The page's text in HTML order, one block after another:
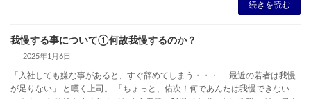
続きを読む
我慢する事について①何故我慢するのか？
2025年1月6日
「入社しても嫌な事があると、すぐ辞めてしまう・・・ 最近の若者は我慢
が足りない」 と嘆く上司。 「ちょっと、佑次！何であんたは我慢できない